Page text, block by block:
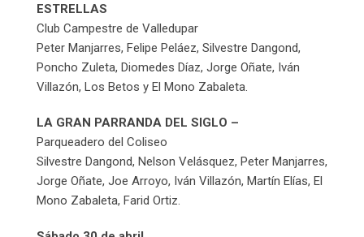
ESTRELLAS
Club Campestre de Valledupar
Peter Manjarres, Felipe Peláez, Silvestre Dangond,
Poncho Zuleta, Diomedes Díaz, Jorge Oñate, Iván
Villazón, Los Betos y El Mono Zabaleta.
LA GRAN PARRANDA DEL SIGLO –
Parqueadero del Coliseo
Silvestre Dangond, Nelson Velásquez, Peter Manjarres,
Jorge Oñate, Joe Arroyo, Iván Villazón, Martín Elías, El
Mono Zabaleta, Farid Ortiz.